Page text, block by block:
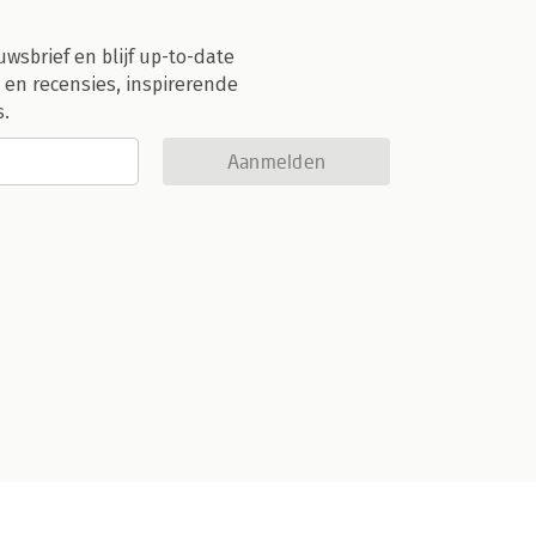
en blijf up-to-date
recensies, inspirerende
Aanmelden